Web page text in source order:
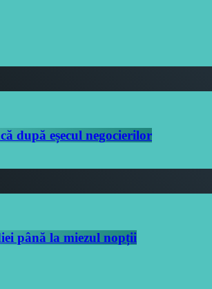
după eșecul negocierilor
până la miezul nopții